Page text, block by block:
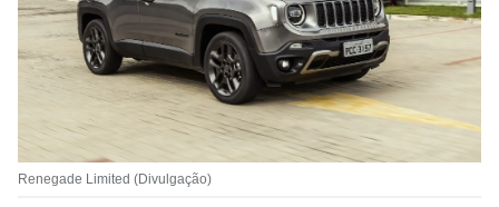
Renegade Limited (Divulgação)